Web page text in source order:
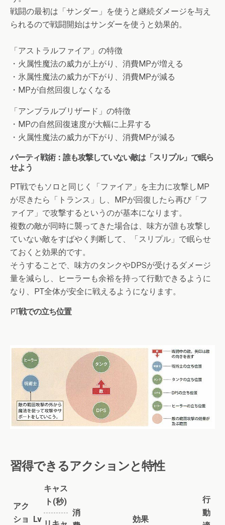
戦闘の最初は「サンダー」を使うと継続ダメージを与え
られるので戦闘開始はサンダーを使うと効果的。
「アストラルファイア」の特徴
・火属性魔法の威力が上がり、消費MPが増える
・氷属性魔法の威力が下がり、消費MPが減る
・MPが自然回復しなくなる
「アンブラルブリザード」の特徴
・MPの自然回復速度が大幅に上昇する
・火属性魔法の威力が下がり、消費MPが減る
パーティ戦術：誰も攻撃していない敵は「スリプル」で眠ら
せよう
PT戦でもソロと同じく「ファイア」を主力に攻撃しMP
が尽きたら「トランス」し、MPが回復したら再び「フ
ァイア」で攻撃するというのが基本になります。
複数の敵が同時に襲ってきた場合は、味方が誰も攻撃し
ていない敵をすばやく判断して、「スリプル」で眠らせ
ておくと効果的です。
そうすることで、味方のタンクやDPSが受けるダメージ
量を減らし、ヒーラーも余裕を持って行動できるように
なり、PT全体が安全に戦えるようになります。
PT戦での立ち位置
習得できるアクションと特性
アク
ショ
Lv
キャス
ト(秒)
消
効果
行
動